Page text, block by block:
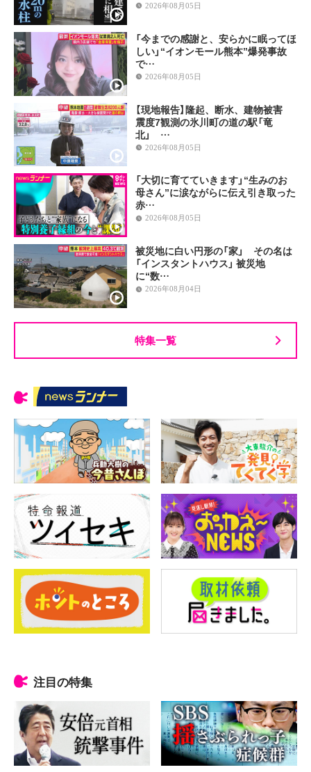
2026年08月05日
「今までの感謝と、安らかに眠ってほ
しい」“イオンモール熊本”爆発事故
で…
2026年08月05日
【現地報告】隆起、断水、建物被害
震度7観測の氷川町の道の駅「竜
北」 …
2026年08月05日
「大切に育てていきます」“生みのお
母さん”に涙ながらに伝え引き取った
赤…
2026年08月05日
被災地に白い円形の「家」 その名は
「インスタントハウス」 被災地
に“数…
2026年08月04日
特集一覧
注目の特集